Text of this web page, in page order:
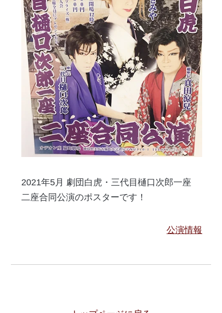
2021年5月 劇団白虎・三代目樋口次郎一座
二座合同公演のポスターです！
公演情報